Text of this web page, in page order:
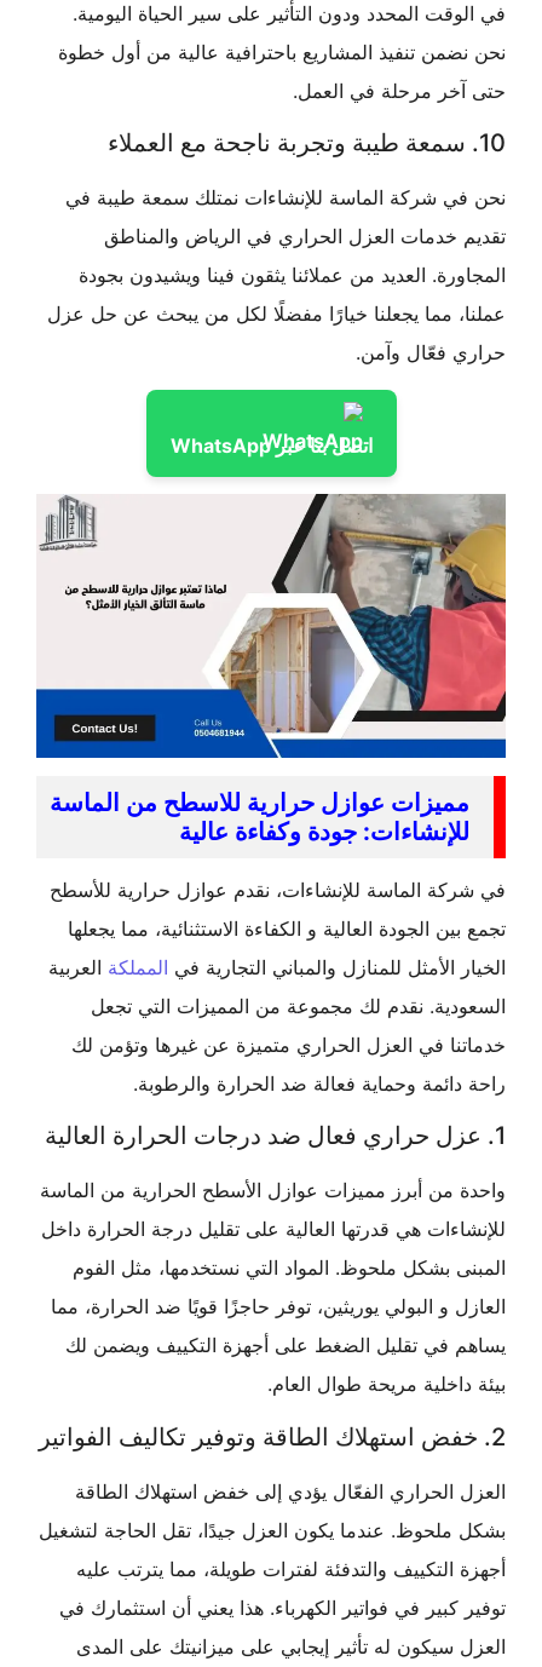
المحدد ودون التأثير على سير الحياة اليومية.
تنفيذ المشاريع باحترافية عالية من أول خطوة
مرحلة في العمل.
شركة الماسة للإنشاءات نمتلك سمعة طيبة في
خدمات العزل الحراري في الرياض والمناطق
العديد من عملائنا يثقون فينا ويشيدون بجودة
مما يجعلنا خيارًا مفضلًا لكل من يبحث عن حل عزل
فعّال وآمن.
اتصل بنا عبر WhatsApp
عوازل حرارية للاسطح من الماسة
جودة وكفاءة عالية
الماسة للإنشاءات، نقدم عوازل حرارية للأسطح
الجودة العالية و الكفاءة الاستثنائية، مما يجعلها
الأمثل للمنازل والمباني التجارية فيالمملكةالعربية
نقدم لك مجموعة من المميزات التي تجعل
في العزل الحراري متميزة عن غيرها وتؤمن لك
وحماية فعالة ضد الحرارة والرطوبة.
من أبرز مميزات عوازل الأسطح الحرارية من الماسة
هي قدرتها العالية على تقليل درجة الحرارة داخل
بشكل ملحوظ. المواد التي نستخدمها، مثل الفوم
و البولي يوريثين، توفر حاجزًا قويًا ضد الحرارة، مما
في تقليل الضغط على أجهزة التكييف ويضمن لك
مريحة طوال العام.
الحراري الفعّال يؤدي إلى خفض استهلاك الطاقة
عندما يكون العزل جيدًا، تقل الحاجة لتشغيل
التكييف والتدفئة لفترات طويلة، مما يترتب عليه
كبير في فواتير الكهرباء. هذا يعني أن استثمارك في
سيكون له تأثير إيجابي على ميزانيتك على المدى